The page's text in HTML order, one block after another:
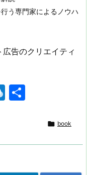
う専門家によるノウハ
告のクリエイティ
R
dr
 book